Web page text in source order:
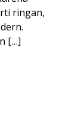
ringan,
[…]